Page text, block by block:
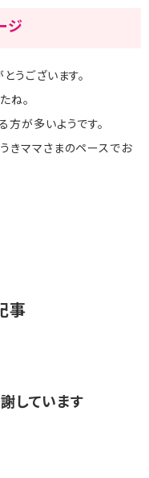
ジ
うございます。
ね。
方が多いようです。
きママさまのペースでお
事
しています